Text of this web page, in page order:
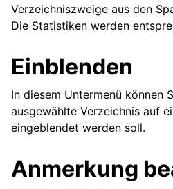
Verzeichniszweige aus den
Die Statistiken werden
Einblenden
In diesem Untermenü können
ausgewählte Verzeichnis auf
eingeblendet werden soll.
Anmerkung